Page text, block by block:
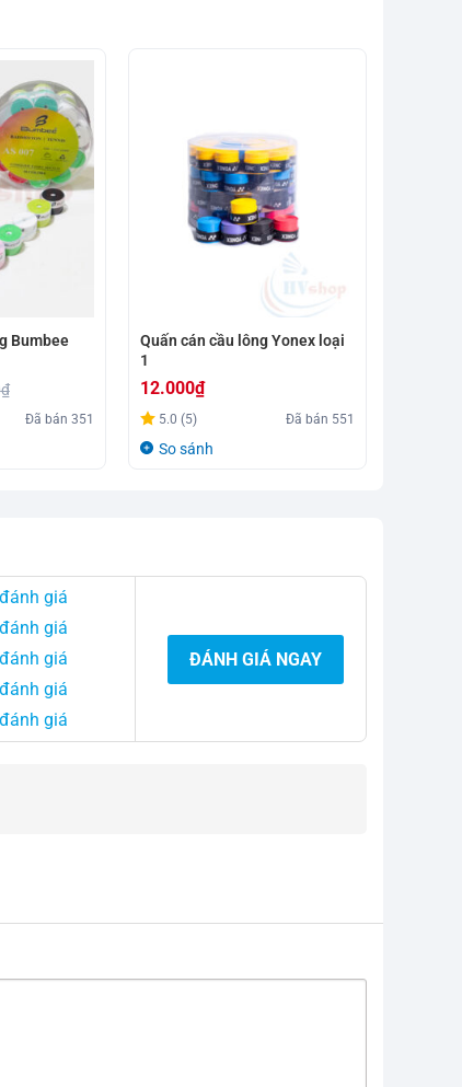
Bumbee
₫
Đã bán351
Quấn cán cầu lông Yonex loại
1
12.000₫
5.0 (5) Đã bán 551
So sánh
đánh giá
đánh giá
đánh giá
đánh giá
đánh giá
ĐÁNH GIÁ NGAY